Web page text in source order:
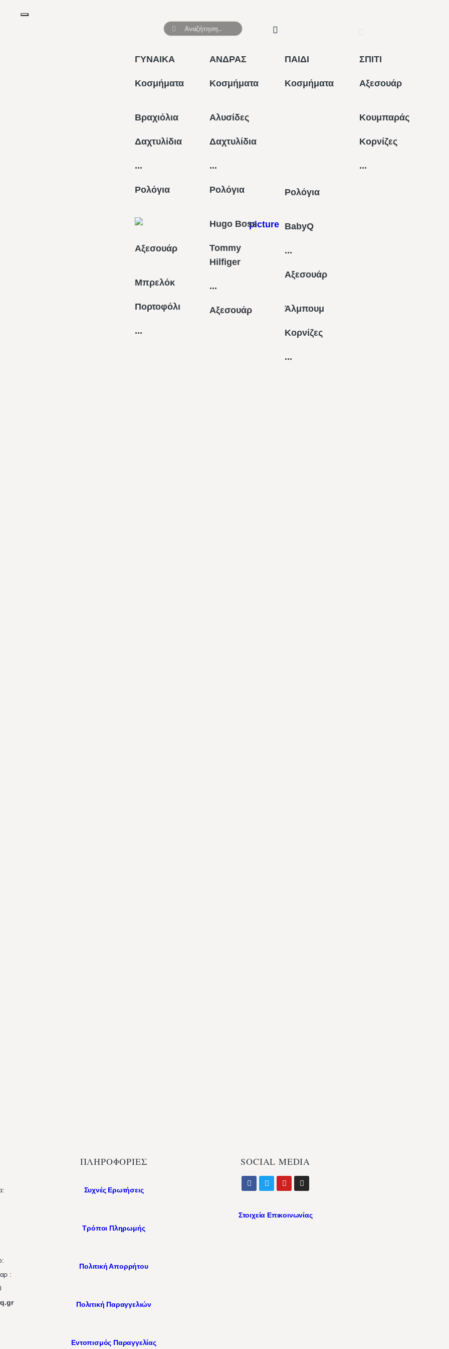
ΓΥΝΑΙΚΑ
Κοσμήματα
Βραχιόλια
Δαχτυλίδια
...
Ρολόγια
Αξεσουάρ
Μπρελόκ
Πορτοφόλι
...
ΑΝΔΡΑΣ
Κοσμήματα
Αλυσίδες
Δαχτυλίδια
...
Ρολόγια
Hugo Boss
Tommy
Hilfiger
...
Αξεσουάρ
ΠΑΙΔΙ
Κοσμήματα
Ρολόγια
BabyQ
...
Αξεσουάρ
Άλμπουμ
Κορνίζες
...
ΣΠΙΤΙ
Αξεσουάρ
Κουμπαράς
Κορνίζες
...
:
ΠΛΗΡΟΦΟΡΙΕΣ
Συχνές Ερωτήσεις
Τρόποι Πληρωμής
Πολιτική Απορρήτου
Πολιτική Παραγγελιών
Εντοπισμός Παραγγελίας
SOCIAL MEDIA
Στοιχεία Επικοινωνίας